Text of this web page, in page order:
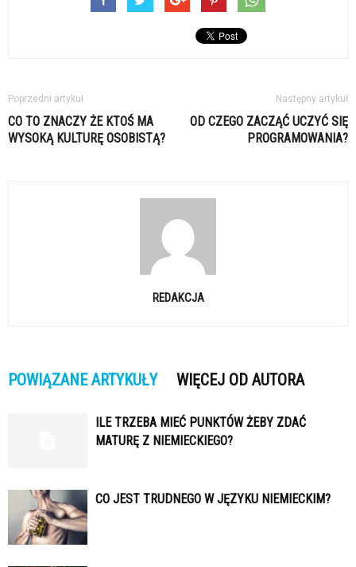
Poprzedni artykuł
CO TO ZNACZY ŻE KTOŚ MA
WYSOKĄ KULTURĘ OSOBISTĄ?
Następny artykuł
OD CZEGO ZACZĄĆ UCZYĆ SIĘ
PROGRAMOWANIA?
REDAKCJA
POWIĄZANE ARTYKUŁY WIĘCEJ OD AUTORA
ILE TRZEBA MIEĆ PUNKTÓW ŻEBY ZDAĆ
MATURĘ Z NIEMIECKIEGO?
CO JEST TRUDNEGO W JĘZYKU NIEMIECKIM?